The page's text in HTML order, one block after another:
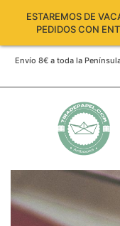
ESTAREMOS DE
PEDIDOS CON
Envío 8€ a toda la